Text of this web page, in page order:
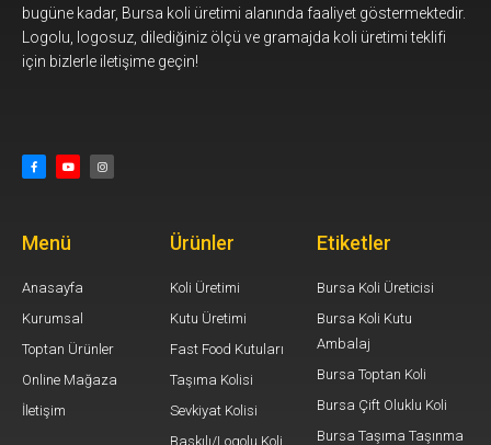
bugüne kadar, Bursa koli üretimi alanında faaliyet göstermektedir.
Logolu, logosuz, dilediğiniz ölçü ve gramajda koli üretimi teklifi
için bizlerle iletişime geçin!
Menü
Anasayfa
Kurumsal
Toptan Ürünler
Online Mağaza
İletişim
Ürünler
Koli Üretimi
Kutu Üretimi
Fast Food Kutuları
Taşıma Kolisi
Sevkiyat Kolisi
Baskılı/Logolu Koli
Etiketler
Bursa Koli Üreticisi
Bursa Koli Kutu
Ambalaj
Bursa Toptan Koli
Bursa Çift Oluklu Koli
Bursa Taşıma Taşınma